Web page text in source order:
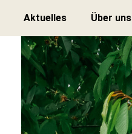
Aktuelles Über uns